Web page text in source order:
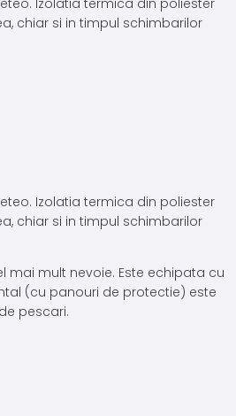
chiar si in timpul schimbarilor
Izolatia termica din poliester
chiar si in timpul schimbarilor
mai mult nevoie. Este echipata cu
(cu panouri de protectie) este
pescari.